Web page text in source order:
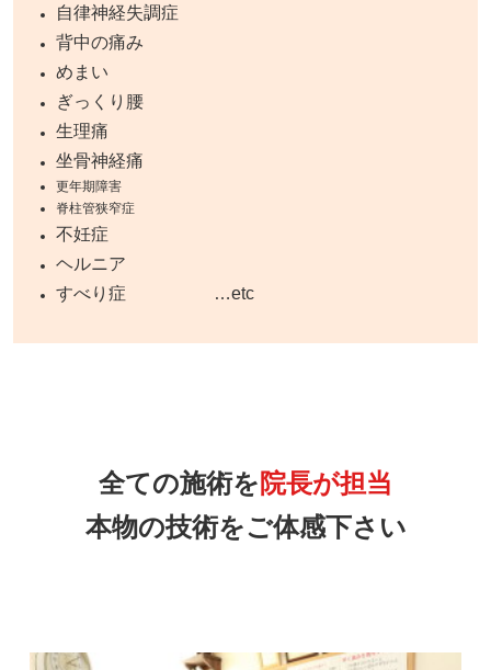
自律神経失調症
背中の痛み
めまい
ぎっくり腰
生理痛
坐骨神経痛
更年期障害
脊柱管狭窄症
不妊症
ヘルニア
すべり症 …etc
全ての施術を院長が担当
本物の技術をご体感下さい